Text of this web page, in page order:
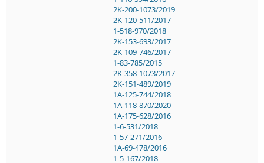
2K-200-1073/2019
2K-120-511/2017
1-518-970/2018
2K-153-693/2017
2K-109-746/2017
1-83-785/2015
2K-358-1073/2017
2K-151-489/2019
1A-125-744/2018
1A-118-870/2020
1A-175-628/2016
1-6-531/2018
1-57-271/2016
1A-69-478/2016
1-5-167/2018